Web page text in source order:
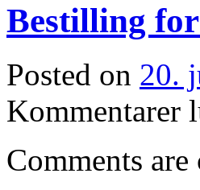
Bestilling
Posted on 20.
Kommentarer
Comments are